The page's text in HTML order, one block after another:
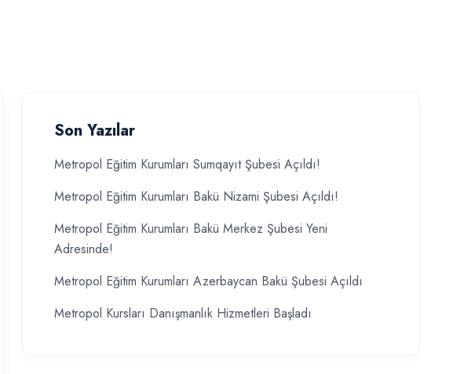
Son Yazılar
Metropol Eğitim Kurumları Sumqayıt Şubesi Açıldı!
Metropol Eğitim Kurumları Bakü Nizami Şubesi Açıldı!
Metropol Eğitim Kurumları Bakü Merkez Şubesi Yeni
Adresinde!
Metropol Eğitim Kurumları Azerbaycan Bakü Şubesi Açıldı
Metropol Kursları Danışmanlık Hizmetleri Başladı